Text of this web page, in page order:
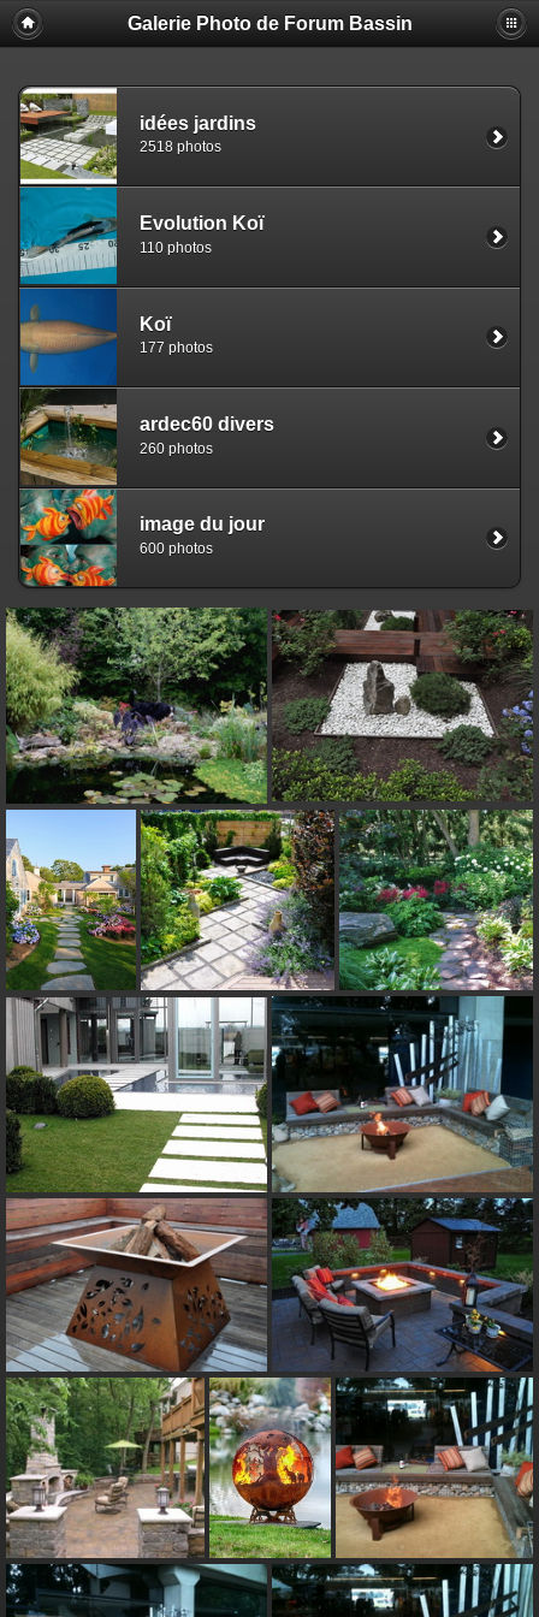
Galerie Photo de Forum Bassin
idées jardins
2518 photos
Evolution Koï
110 photos
Koï
177 photos
ardec60 divers
260 photos
image du jour
600 photos